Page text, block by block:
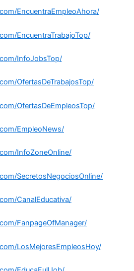
EncuentraEmpleoAhora/
EncuentraTrabajoTop/
InfoJobsTop/
OfertasDeTrabajosTop/
OfertasDeEmpleosTop/
EmpleoNews/
InfoZoneOnline/
SecretosNegociosOnline/
CanalEducativa/
FanpageOfManager/
LosMejoresEmpleosHoy/